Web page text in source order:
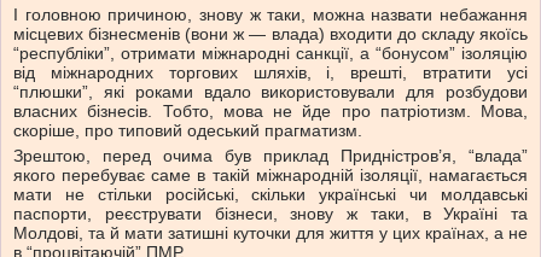
І головною причиною, знову ж таки, можна назвати небажання
місцевих бізнесменів (вони ж — влада) входити до складу якоїсь
“республіки”, отримати міжнародні санкції, а “бонусом” ізоляцію
від міжнародних торгових шляхів, і, врешті, втратити усі
“плюшки”, які роками вдало використовували для розбудови
власних бізнесів. Тобто, мова не йде про патріотизм. Мова,
скоріше, про типовий одеський прагматизм.
Зрештою, перед очима був приклад Придністров’я, “влада”
якого перебуває саме в такій міжнародній ізоляції, намагається
мати не стільки російські, скільки українські чи молдавські
паспорти, реєструвати бізнеси, знову ж таки, в Україні та
Молдові, та й мати затишні куточки для життя у цих країнах, а не
в “процвітаючій” ПМР.